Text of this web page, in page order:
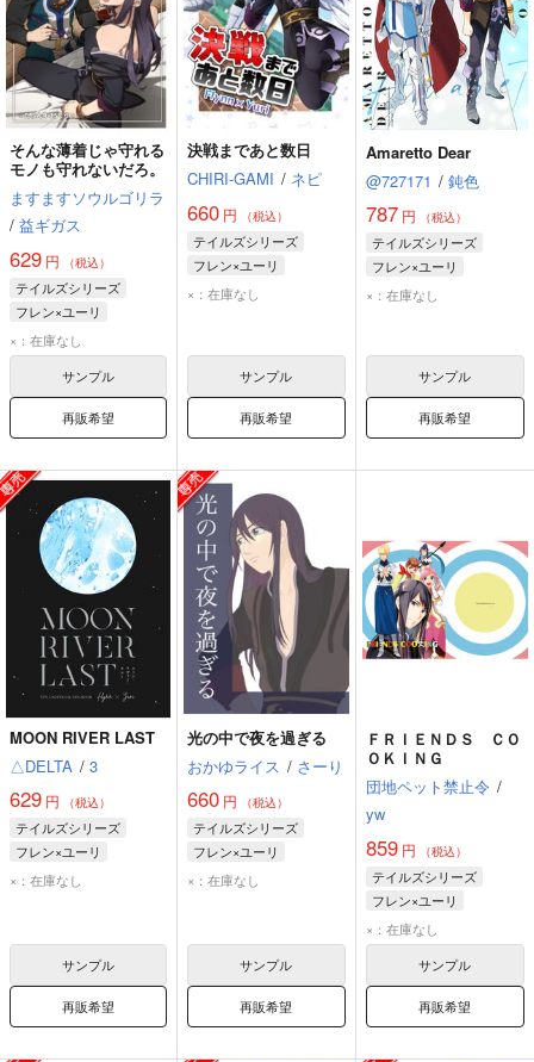
そんな薄着じゃ守れる
モノも守れないだろ。
ますますソウルゴリラ
/ 益ギガス
629 円 （税込）
テイルズシリーズ
フレン×ユーリ
ユーリ・ローウェル
フレン・シーフォ
×：在庫なし
サンプル
再販希望
決戦まであと数日
CHIRI-GAMI / ネピ
660 円 （税込）
テイルズシリーズ
フレン×ユーリ
ユーリ・ローウェル
×：在庫なし
サンプル
再販希望
Amaretto Dear
@727171 / 鈍色
787円 （税込）
テイルズシリーズ
フレン×ユーリ
フレン・シーフォ
×：在庫なし
サンプル
再販希望
MOON RIVER LAST
△DELTA / 3
629 円 （税込）
テイルズシリーズ
フレン×ユーリ
フレン・シーフォ
×：在庫なし
サンプル
再販希望
光の中で夜を過ぎる
おかゆライス / さーり
660 円 （税込）
テイルズシリーズ
フレン×ユーリ
ユーリ・ローウェル
×：在庫なし
サンプル
再販希望
ＦＲＩＥＮＤＳ ＣＯ
ＯＫＩＮＧ
団地ペット禁止令 /
yw
859円 （税込）
テイルズシリーズ
フレン×ユーリ
フレン・シーフォ
ユーリ・ローウェル
×：在庫なし
サンプル
再販希望